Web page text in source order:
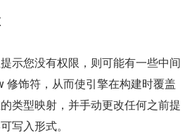
示您没有权限，则可能有一些中间
修饰符，从而使引擎在构建时覆盖
类型映射，并手动更改任何之前提
写入形式。